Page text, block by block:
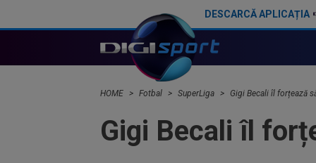
DESCARCĂ APLICAȚIA
HOME Fotbal SuperLiga Gigi Becali îl forțează
Gigi Becali îl